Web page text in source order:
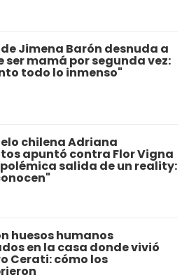
Jimena Barón desnuda a
ser mamá por segunda vez:
todo lo inmenso"
chilena Adriana
apuntó contra Flor Vigna
salida de un reality:
huesos humanos
en la casa donde vivió
Cerati: cómo los